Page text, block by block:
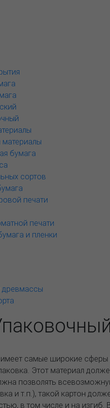
бумага
сортов
печати
печати
и пленки
самые широкие сферы
Этот материал
позволять
и т.п.), такой картон
в том числе и на